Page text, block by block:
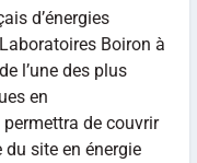
d’énergies
Boiron à
l’une des plus
en
de couvrir
site en énergie